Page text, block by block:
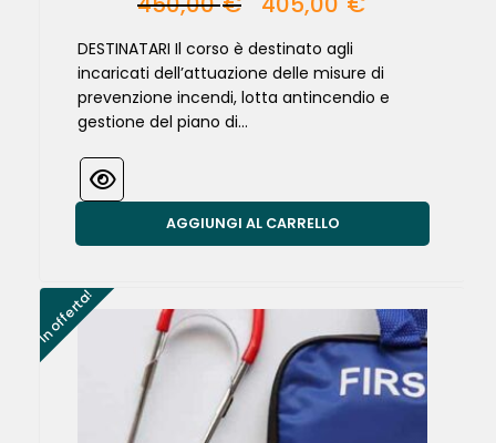
DESTINATARI Il corso è destinato agli
incaricati dell’attuazione delle misure di
prevenzione incendi, lotta antincendio e
gestione del piano di...
AGGIUNGI AL CARRELLO
In offerta!